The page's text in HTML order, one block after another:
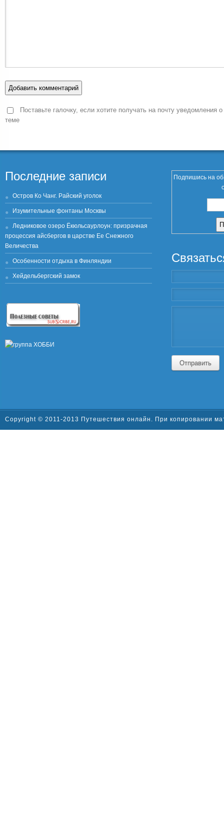
Поставьте галочку, если хотите получать на почту уведомления
теме
Последние записи
Остров Ко Чанг. Райский уголок
Изумительные фонтаны Москвы
Ледниковое озеро Ёкюльсаурлоун: призрачная
процессия айсбергов в царстве Ее Снежного
Величества
Особенности отдыха в Финляндии
Хейдельбергский замок
Подпишись на
Отправить
Copyright © 2011-2013 Путешествия онлайн. При копировании